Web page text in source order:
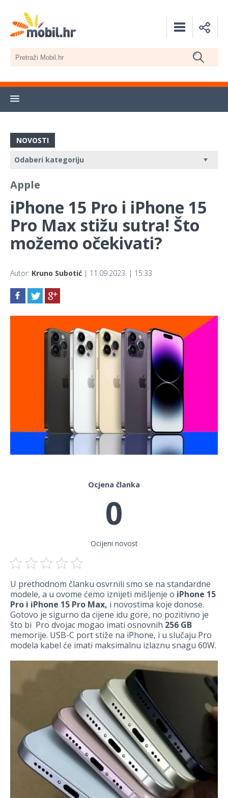
NOVOSTI
Apple
iPhone 15 Pro i iPhone 15
Pro Max stižu sutra! Što
možemo očekivati?
Autor: Kruno Subotić | 11.09.2023. | 15:33
Ocjena članka
0
Ocijeni novost
U prethodnom članku osvrnili smo se na standardne
modele, a u ovome ćemo iznijeti mišljenje o iPhone 15
Pro i iPhone 15 Pro Max, i novostima koje donose.
Gotovo je sigurno da cijene idu gore, no pozitivno je
što bi Pro dvojac mogao imati osnovnih 256 GB
memorije. USB-C port stiže na iPhone, i u slučaju Pro
modela kabel će imati maksimalnu izlaznu snagu 60W.